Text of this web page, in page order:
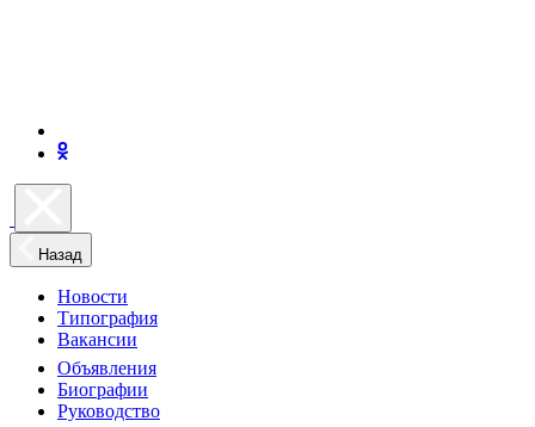
Назад
Новости
Типография
Вакансии
Объявления
Биографии
Руководство